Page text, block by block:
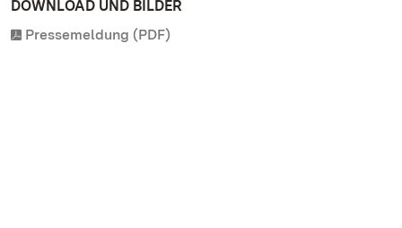
DOWNLOAD UND BILDER
Pressemeldung (PDF)